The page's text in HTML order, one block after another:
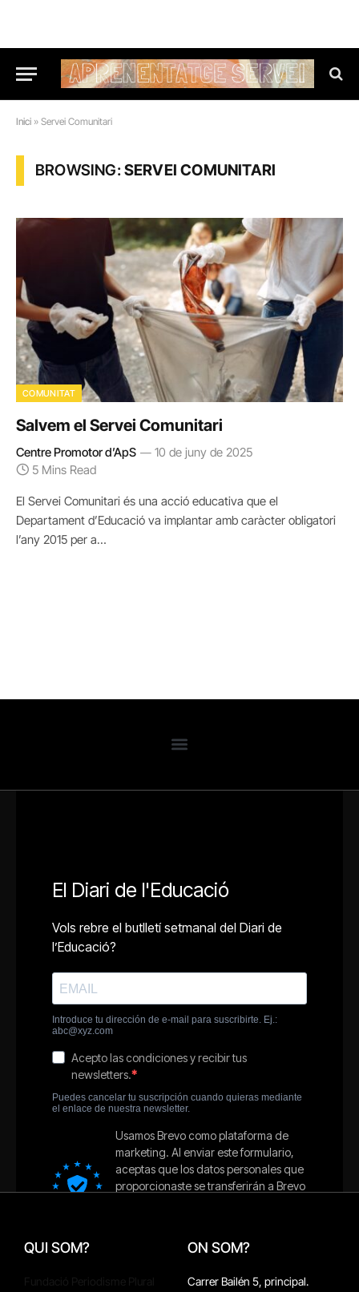
Inici » Servei Comunitari
BROWSING:SERVEI COMUNITARI
COMUNITAT
Salvem el Servei Comunitari
Centre Promotor d’ApS
10 de juny de 2025
5 Mins Read
El Servei Comunitari és una acció educativa que el
Departament d’Educació va implantar amb caràcter obligatori
l’any 2015 per a…
QUI SOM? ON SOM?
Carrer Bailén 5, principal.